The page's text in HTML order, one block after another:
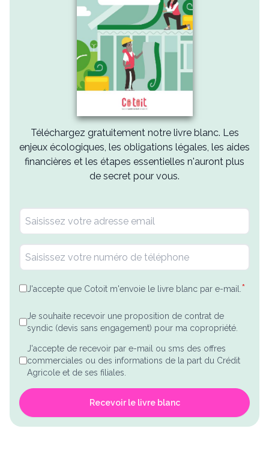
Téléchargez gratuitement notre livre blanc. Les
enjeux écologiques, les obligations légales, les aides
financières et les étapes essentielles n'auront plus
de secret pour vous.
J'accepte que Cotoit m'envoie le livre blanc par e-mail. *
Je souhaite recevoir une proposition de contrat de
syndic (devis sans engagement) pour ma copropriété.
J'accepte de recevoir par e-mail ou sms des offres
commerciales ou des informations de la part du Crédit
Agricole et de ses filiales.
Recevoir le livre blanc